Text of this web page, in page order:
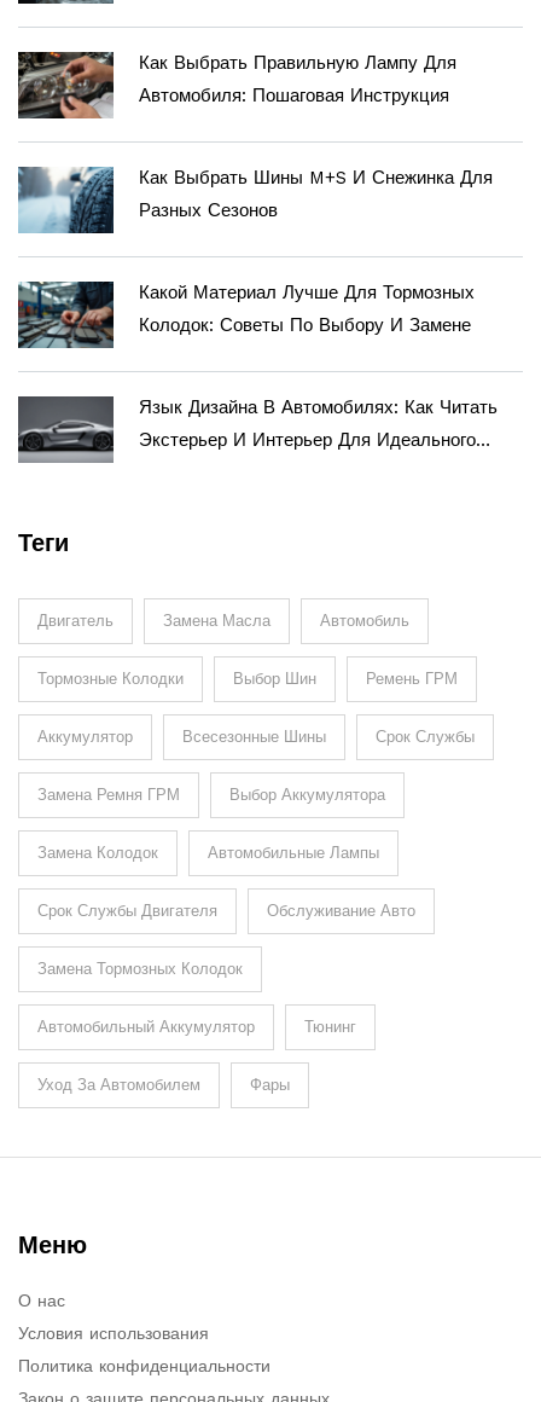
Как Выбрать Правильную Лампу Для
Автомобиля: Пошаговая Инструкция
Как Выбрать Шины M+S И Снежинка Для
Разных Сезонов
Какой Материал Лучше Для Тормозных
Колодок: Советы По Выбору И Замене
Язык Дизайна В Автомобилях: Как Читать
Экстерьер И Интерьер Для Идеального
Теги
Двигатель Замена Масла Автомобиль
Тормозные Колодки Выбор Шин Ремень ГРМ
Аккумулятор Всесезонные Шины Срок Службы
Замена Ремня ГРМ Выбор Аккумулятора
Замена Колодок Автомобильные Лампы
Срок Службы Двигателя Обслуживание Авто
Замена Тормозных Колодок
Автомобильный Аккумулятор Тюнинг
Уход За Автомобилем Фары
Меню
О нас
Условия использования
Политика конфиденциальности
Закон о защите персональных данных